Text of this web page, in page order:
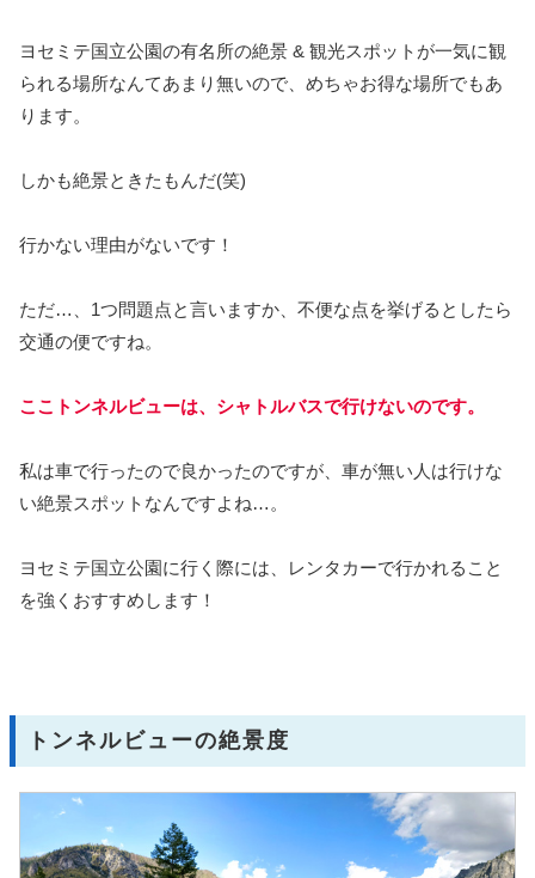
ヨセミテ国立公園の有名所の絶景 & 観光スポットが一気に観
られる場所なんてあまり無いので、めちゃお得な場所でもあ
ります。
しかも絶景ときたもんだ(笑)
行かない理由がないです！
ただ…、1つ問題点と言いますか、不便な点を挙げるとしたら
交通の便ですね。
ここトンネルビューは、シャトルバスで行けないのです。
私は車で行ったので良かったのですが、車が無い人は行けな
い絶景スポットなんですよね…。
ヨセミテ国立公園に行く際には、レンタカーで行かれること
を強くおすすめします！
トンネルビューの絶景度